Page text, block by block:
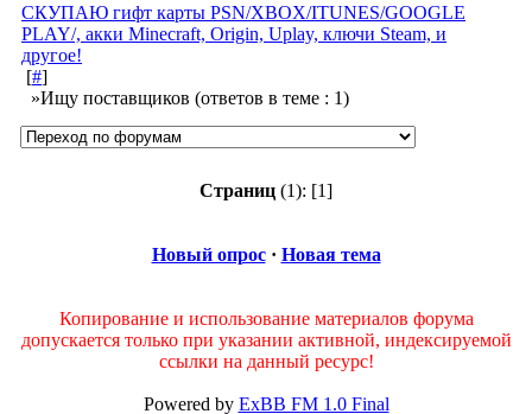
СКУПАЮ гифт карты PSN/XBOX/ITUNES/GOOGLE
PLAY/, акки Minecraft, Origin, Uplay, ключи Steam, и
другое!
[#]
»Ищу поставщиков (ответов в теме : 1)
Страниц (1): [1]
Новый опрос· Новая тема
Копирование и использование материалов форума
допускается только при указании активной, индексируемой
ссылки на данный ресурс!
Powered by ExBB FM 1.0 Final